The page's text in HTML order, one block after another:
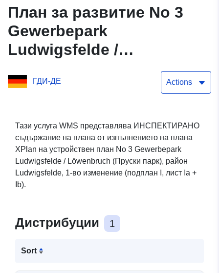
План за развитие No 3
Gewerbepark
Ludwigsfelde /
Löwenbruch (Пруски
парк), район
изменение (подплан I,
лист Ia+Ib) (WMS)
ГДИ-ДЕ Actions
Тази услуга WMS представлява ИНСПЕКТИРАНО
съдържание на плана от изпълнението на плана
XPlan на устройствен план No 3 Gewerbepark
Ludwigsfelde / Löwenbruch (Пруски парк), район
Ludwigsfelde, 1-во изменение (подплан I, лист Ia +
Ib).
Дистрибуции 1
Sort